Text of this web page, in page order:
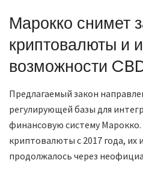
Марокко снимет
криптовалюты и
возможности
Предлагаемый закон
регулирующей базы для
финансовую систему Марокко.
криптовалюты с 2017 года, их
продолжалось через